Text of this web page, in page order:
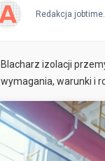
Redakcja
Blacharz izolacji
wymagania, warunki i